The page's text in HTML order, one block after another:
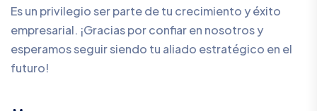
Es un privilegio ser parte de tu crecimiento y éxito
empresarial. ¡Gracias por confiar en nosotros y
esperamos seguir siendo tu aliado estratégico en el
futuro!